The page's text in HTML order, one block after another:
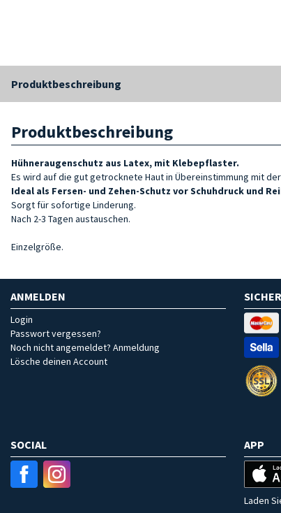
Produktbeschreibung
Produktbeschreibung
Hühneraugenschutz aus Latex, mit Klebepflaster.
Es wird auf die gut getrocknete Haut in Übereinstimmung mit
Ideal als Fersen- und Zehen-Schutz vor Schuhdruck und
Sorgt für sofortige Linderung.
Nach 2-3 Tagen austauschen.
Einzelgröße.
ANMELDEN
Login
Passwort vergessen?
Noch nicht angemeldet? Anmeldung
Lösche deinen Account
SOCIAL APP
Laden